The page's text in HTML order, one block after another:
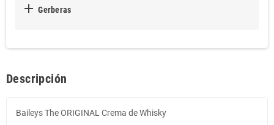
 Gerberas
Descripción
Baileys The ORIGINAL Crema de Whisky